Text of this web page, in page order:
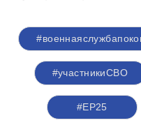
#участникиСВО
#ЕР25